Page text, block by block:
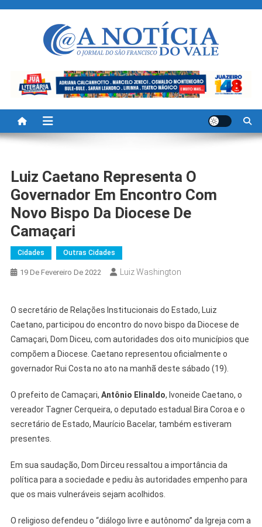
A Noticia Do Vale
Luiz Caetano Representa O
Governador Em Encontro Com
Novo Bispo Da Diocese De
Camaçari
Cidades Outras Cidades
19 De Fevereiro De 2022 Luiz Washington
O secretário de Relações Institucionais do Estado, Luiz
Caetano, participou do encontro do novo bispo da Diocese de
Camaçari, Dom Diceu, com autoridades dos oito municípios que
compõem a Diocese. Caetano representou oficialmente o
governador Rui Costa no ato na manhã deste sábado (19).
O prefeito de Camaçari, Antônio Elinaldo, Ivoneide Caetano, o
vereador Tagner Cerqueira, o deputado estadual Bira Coroa e o
secretário de Estado, Maurício Bacelar, também estiveram
presentes.
Em sua saudação, Dom Dirceu ressaltou a importância da
política para a sociedade e pediu às autoridades empenho para
que os mais vulneráveis sejam acolhidos.
O religioso defendeu o “diálogo livre e autônomo” da Igreja com a